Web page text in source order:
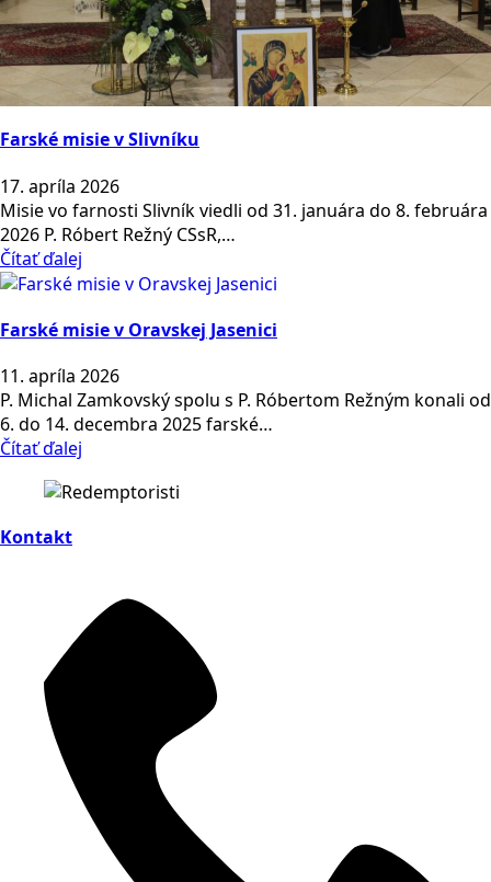
Farské misie v Slivníku
17. apríla 2026
Misie vo farnosti Slivník viedli od 31. januára do 8. februára
2026 P. Róbert Režný CSsR,…
Čítať ďalej
Farské misie v Oravskej Jasenici
11. apríla 2026
P. Michal Zamkovský spolu s P. Róbertom Režným konali od
6. do 14. decembra 2025 farské…
Čítať ďalej
Kontakt